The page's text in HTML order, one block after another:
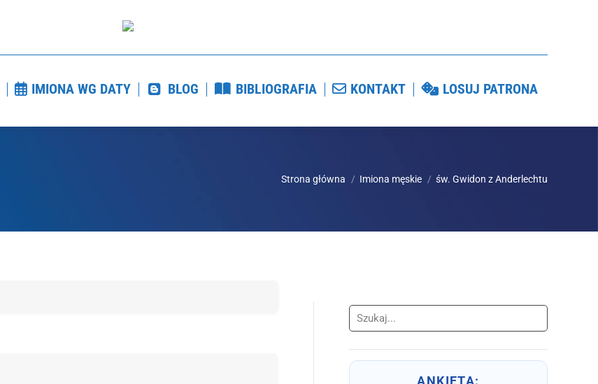
IMIONA WG DATY BLOG BIBLIOGRAFIA KONTAKT LOSUJ PATRONA
Strona główna Imiona męskie św. Gwidon z Anderlechtu
Szukaj
ANKIETA:
IMIONA WG DATY